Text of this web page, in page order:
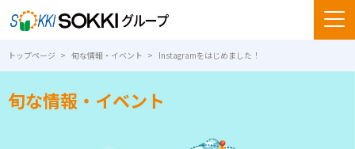
トップページ 旬な情報・イベント Instagramをはじめました！
旬な情報・イベント